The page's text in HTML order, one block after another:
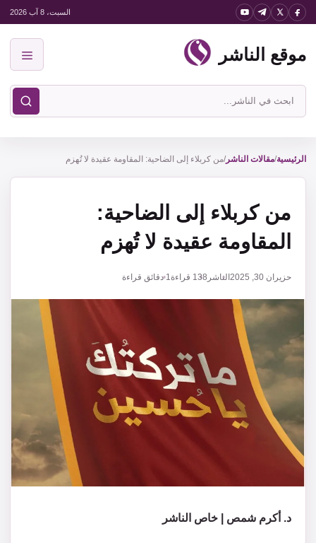
انتقل
المحتوى
السبت، 8 آب 2026
موقع الناشر
ابحث
في
الناشر
الرئيسية/مقالات الناشر/من كربلاء إلى الضاحية: المقاومة عقيدة لا تُهزم
من كربلاء إلى الضاحية:
المقاومة عقيدة لا تُهزم
حزيران 30, 2025 الناشر 138 قراءة1 دقائق قراءة
د. أكرم شمص | خاص الناشر